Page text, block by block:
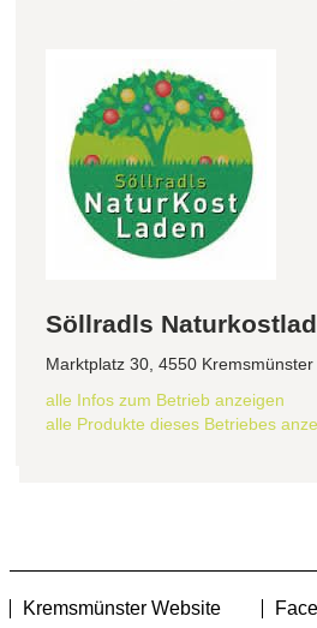
Söllradls
Marktplatz 30, 4550 Kremsmünster
alle Infos zum Betrieb anzeigen
alle Produkte dieses Betriebes
Kremsmünster Website